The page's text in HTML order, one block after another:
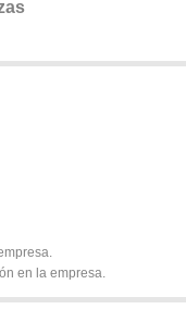
en la empresa.